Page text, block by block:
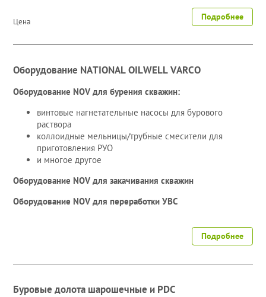
Цена Подробнее
Оборудование NATIONAL OILWELL VARCO
Оборудование NOV для бурения скважин:
винтовые нагнетательные насосы для бурового
раствора
коллоидные мельницы/трубные смесители для
приготовления РУО
и многое другое
Оборудование NOV для закачивания скважин
Оборудование NOV для переработки УВС
Подробнее
Буровые долота шарошечные и PDC